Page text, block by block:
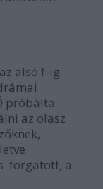
alsó f-ig
próbálta
az olasz
forgatott, a